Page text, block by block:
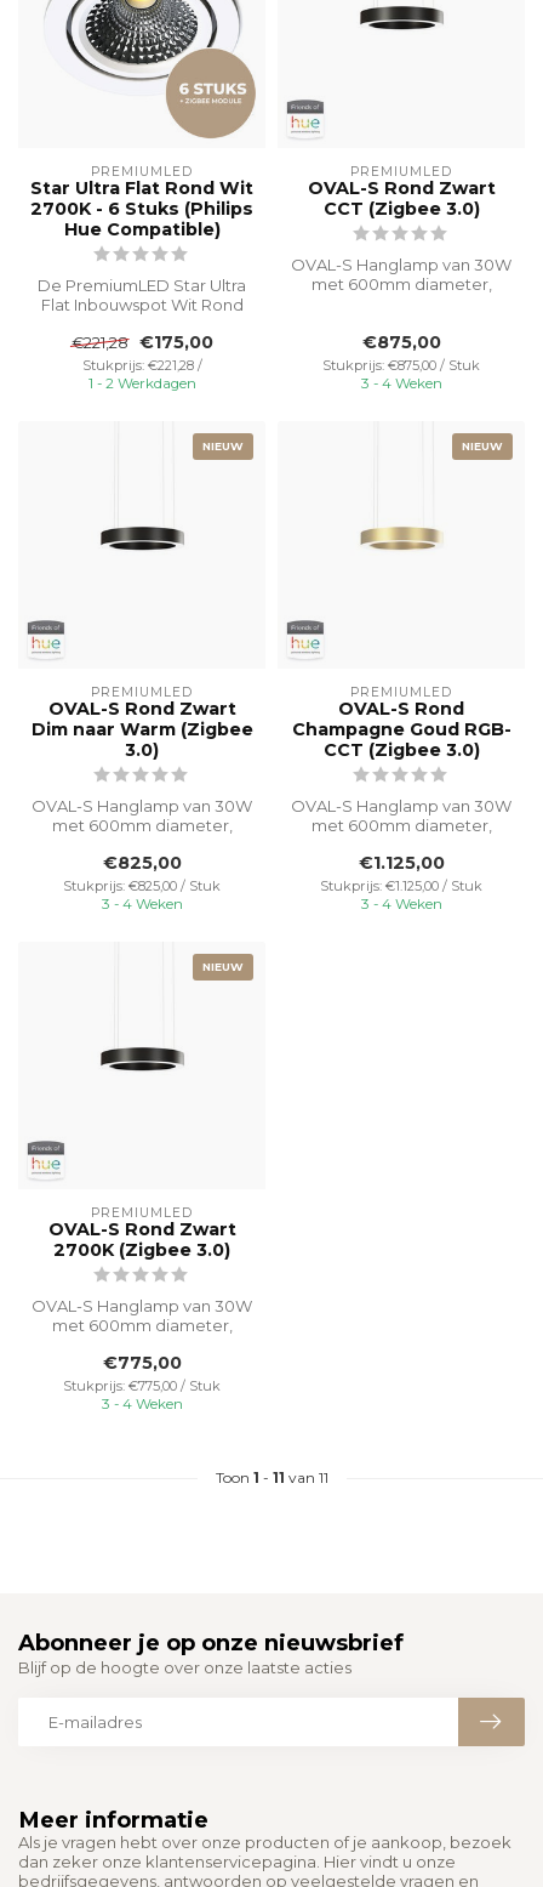
PREMIUMLED
Star Ultra Flat Rond Wit
2700K - 6 Stuks (Philips
Hue Compatible)
De PremiumLED Star Ultra
Flat Inbouwspot Wit Rond
de Eco...
€221,28 €175,00
Stukprijs: €221,28 /
1 - 2 Werkdagen
PREMIUMLED
OVAL-S Rond Zwart
CCT (Zigbee 3.0)
OVAL-S Hanglamp van 30W
met 600mm diameter,
€875,00
Stukprijs: €875,00 / Stuk
3 - 4 Weken
NIEUW
PREMIUMLED
OVAL-S Rond Zwart
Dim naar Warm (Zigbee
3.0)
OVAL-S Hanglamp van 30W
met 600mm diameter,
met Philips Hu...
€825,00
Stukprijs: €825,00 / Stuk
3 - 4 Weken
NIEUW
PREMIUMLED
OVAL-S Rond
Champagne Goud RGB-
CCT (Zigbee 3.0)
OVAL-S Hanglamp van 30W
met 600mm diameter,
met Philips Hu...
€1.125,00
Stukprijs: €1.125,00 / Stuk
3 - 4 Weken
NIEUW
PREMIUMLED
OVAL-S Rond Zwart
2700K (Zigbee 3.0)
OVAL-S Hanglamp van 30W
met 600mm diameter,
met Philips Hu...
€775,00
Stukprijs: €775,00 / Stuk
3 - 4 Weken
Toon 1 - 11 van 11
Meer informatie
Als je vragen hebt over onze producten of je aankoop, bezoek
dan zeker onze klantenservicepagina. Hier vindt u onze
bedrijfsgegevens, antwoorden op veelgestelde vragen en
Abonneer je op onze nieuwsbrief
Blijf op de hoogte over onze laatste acties